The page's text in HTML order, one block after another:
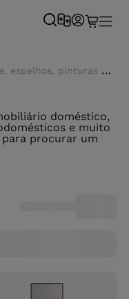
mão, molduras, relógios. - Conforama
doméstico,
e muito
para procurar um